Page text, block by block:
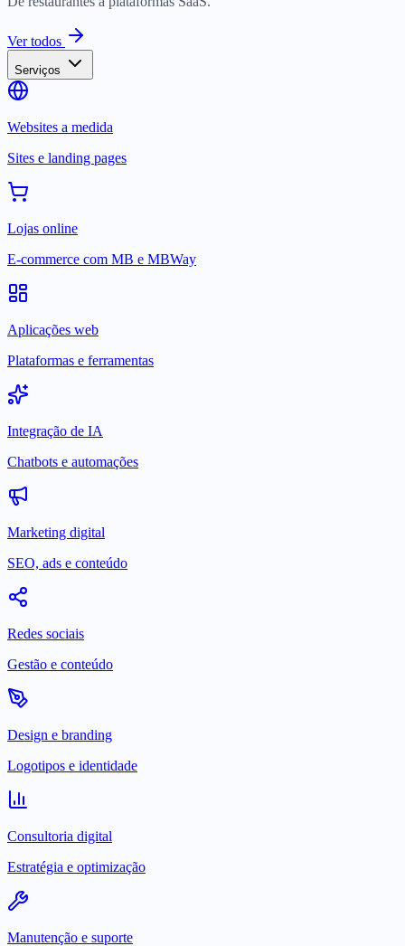
Ver todos
Serviços
Websites a medida
Sites e landing pages
Lojas online
E-commerce com MB e MBWay
Aplicações web
Plataformas e ferramentas
Integração de IA
Chatbots e automações
Marketing digital
SEO, ads e conteúdo
Redes sociais
Gestão e conteúdo
Design e branding
Logotipos e identidade
Consultoria digital
Estratégia e optimização
Manutenção e suporte